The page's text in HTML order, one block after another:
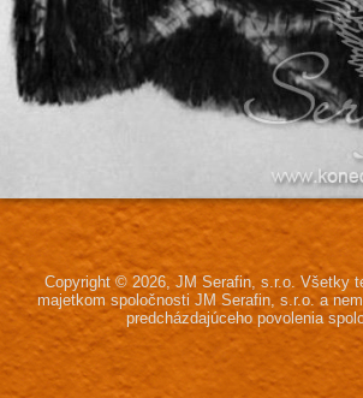
Copyright © 2026, JM Serafin, s.r.o. Všetky
majetkom spoločnosti JM Serafin, s.r.o. a
predcházdajúceho povolenia